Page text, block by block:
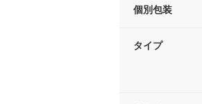
個別包装
タイプ